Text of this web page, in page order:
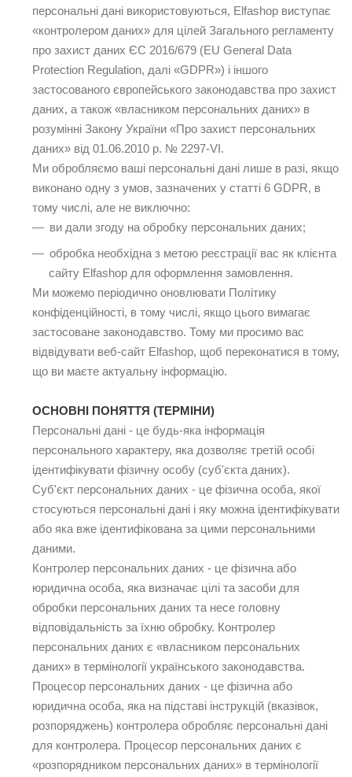
персональні дані використовуються, Elfashop виступає
«контролером даних» для цілей Загального регламенту
про захист даних ЄС 2016/679 (EU General Data
Protection Regulation, далі «GDPR») і іншого
застосованого європейського законодавства про захист
даних, а також «власником персональних даних» в
розумінні Закону України «Про захист персональних
даних» від 01.06.2010 р. № 2297-VI.
Ми обробляємо ваші персональні дані лише в разі, якщо
виконано одну з умов, зазначених у статті 6 GDPR, в
тому числі, але не виключно:
ви дали згоду на обробку персональних даних;
обробка необхідна з метою реєстрації вас як клієнта
сайту Elfashop для оформлення замовлення.
Ми можемо періодично оновлювати Політику
конфіденційності, в тому числі, якщо цього вимагає
застосоване законодавство. Тому ми просимо вас
відвідувати веб-сайт Elfashop, щоб переконатися в тому,
що ви маєте актуальну інформацію.
ОСНОВНІ ПОНЯТТЯ (ТЕРМІНИ)
Персональні дані - це будь-яка інформація
персонального характеру, яка дозволяє третій особі
ідентифікувати фізичну особу (суб'єкта даних).
Суб'єкт персональних даних - це фізична особа, якої
стосуються персональні дані і яку можна ідентифікувати
або яка вже ідентифікована за цими персональними
даними.
Контролер персональних даних - це фізична або
юридична особа, яка визначає цілі та засоби для
обробки персональних даних та несе головну
відповідальність за їхню обробку. Контролер
персональних даних є «власником персональних
даних» в термінології українського законодавства.
Процесор персональних даних - це фізична або
юридична особа, яка на підставі інструкцій (вказівок,
розпоряджень) контролера обробляє персональні дані
для контролера. Процесор персональних даних є
«розпорядником персональних даних» в термінології